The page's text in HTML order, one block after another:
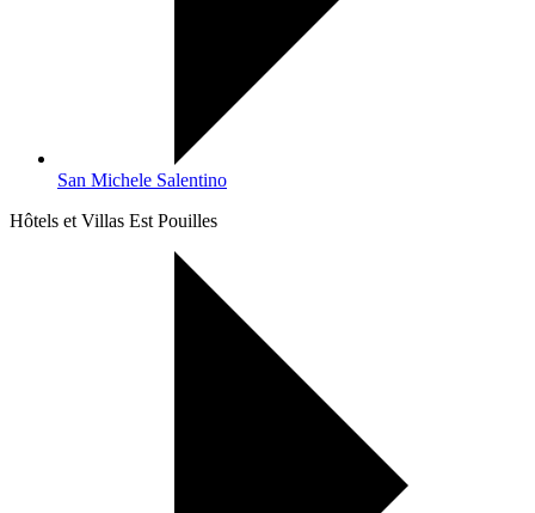
San Michele Salentino
Hôtels et Villas Est Pouilles